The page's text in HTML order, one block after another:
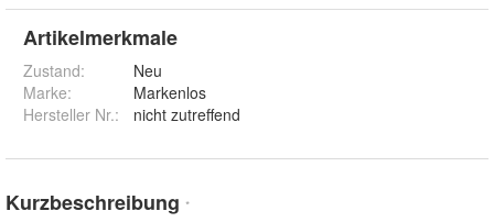
Artikelmerkmale
Zustand:
Neu
Marke:
Markenlos
Hersteller Nr.:
nicht zutreffend
Kurzbeschreibung *